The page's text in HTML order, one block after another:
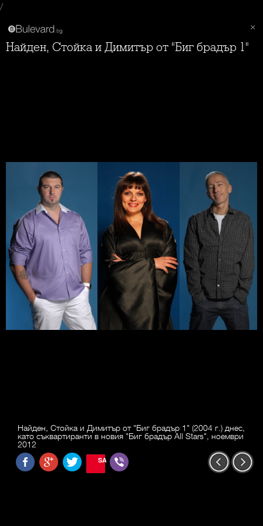
/
Найден, Стойка и Димитър от "Биг брадър 1"
Найден, Стойка и Димитър от "Биг брадър 1" (2004 г.) днес,
като съквартиранти в новия "Биг брадър All Stars", ноември
2012
SAVE